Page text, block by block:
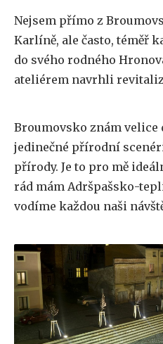
Nejsem přímo z
Karlíně, ale často, téměř
do svého rodného
ateliérem navrhli
Broumovsko znám velice
jedinečné přírodní
přírody. Je to pro mě
rád mám Adršpašsko-
vodíme každou naši